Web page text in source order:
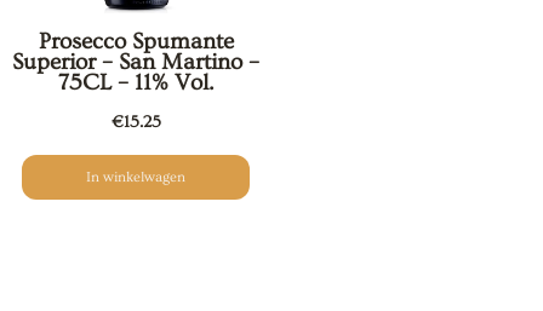
Prosecco Spumante
Superior – San Martino –
75CL – 11% Vol.
€15.25
In winkelwagen